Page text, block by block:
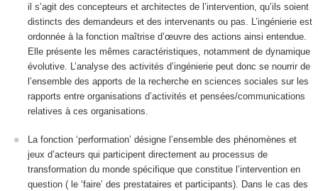
il s’agit des concepteurs et architectes de l’intervention, qu’ils soient
distincts des demandeurs et des intervenants ou pas. L’ingénierie est
ordonnée à la fonction maîtrise d’œuvre des actions ainsi entendue.
Elle présente les mêmes caractéristiques, notamment de dynamique
évolutive. L’analyse des activités d’ingénierie peut donc se nourrir de
l’ensemble des apports de la recherche en sciences sociales sur les
rapports entre organisations d’activités et pensées/communications
relatives à ces organisations.
La fonction ‘performation’ désigne l’ensemble des phénomènes et
jeux d’acteurs qui participent directement au processus de
transformation du monde spécifique que constitue l’intervention en
question ( le ‘faire’ des prestataires et participants). Dans le cas des